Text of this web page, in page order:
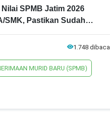
SPMB Jatim 2026
SMK, Pastikan Sudah
1.748 dibaca
MURID BARU (SPMB)